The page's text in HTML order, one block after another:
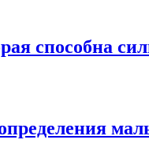
способна